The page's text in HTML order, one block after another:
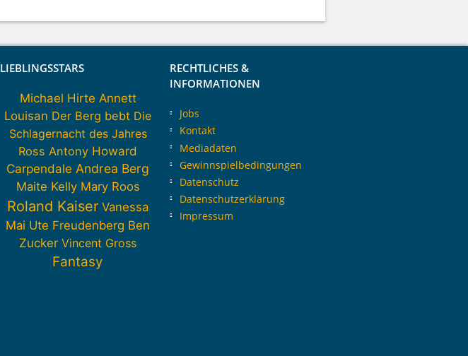
LIEBLINGSSTARS
Michael Hirte Annett
Louisan Der Berg bebt Die
Schlagernacht des Jahres
Ross Antony Howard
Carpendale Andrea Berg
Maite Kelly Mary Roos
Roland Kaiser Vanessa
Mai Ute Freudenberg Ben
Zucker Vincent Gross
Fantasy
RECHTLICHES &
INFORMATIONEN
Jobs
Kontakt
Mediadaten
Gewinnspielbedingungen
Datenschutz
Datenschutzerklärung
Impressum